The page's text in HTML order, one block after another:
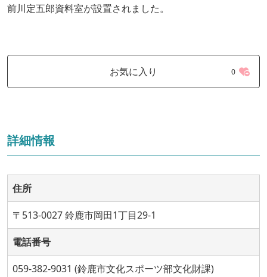
前川定五郎資料室が設置されました。
お気に入り 0
詳細情報
住所
〒513-0027 鈴鹿市岡田1丁目29-1
電話番号
059-382-9031 (鈴鹿市文化スポーツ部文化財課)